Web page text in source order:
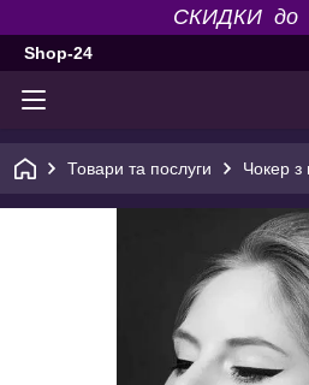
СКИДКИ до
Shop-24
Товари та послуги Чокер